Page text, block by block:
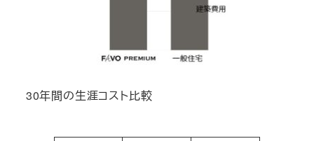
30年間の生涯コスト比較